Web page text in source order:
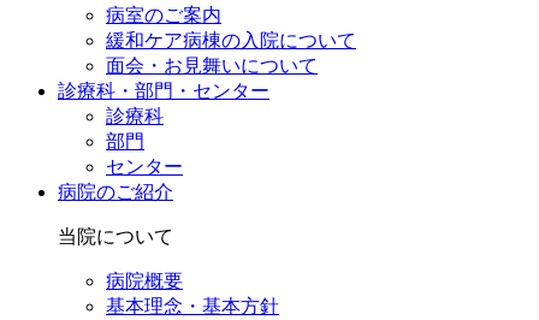
病室のご案内
緩和ケア病棟の入院について
面会・お見舞いについて
診療科・部門・センター
診療科
部門
センター
病院のご紹介
当院について
病院概要
基本理念・基本方針